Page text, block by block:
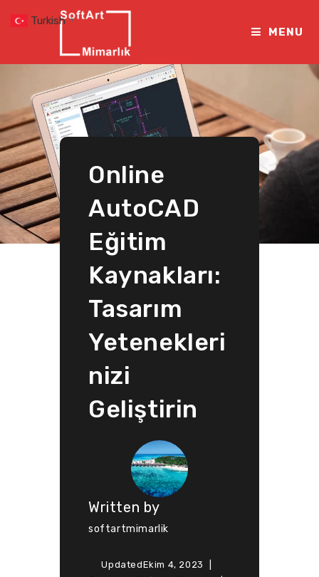
MENU
Online
AutoCAD
Eğitim
Kaynakları:
Tasarım
Yetenekleri
nizi
Geliştirin
Written by
softartmimarlik
UpdatedEkim 4, 2023
Turkish ▼